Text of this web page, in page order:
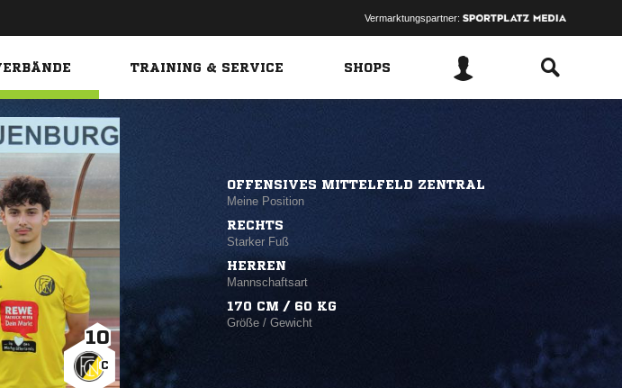
Vermarktungspartner:
TRAINING & SERVICE SHOPS
10
C
OFFENSIVES MITTELFELD ZENTRAL
Meine Position
RECHTS
Starker Fuß
HERREN
Mannschaftsart
170 CM / 60 KG
Größe / Gewicht